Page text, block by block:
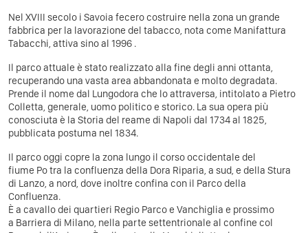
Nel XVIII secolo i Savoia fecero costruire nella zona un grande
fabbrica per la lavorazione del tabacco, nota come Manifattura
Tabacchi, attiva sino al 1996 .
Il parco attuale è stato realizzato alla fine degli anni ottanta,
recuperando una vasta area abbandonata e molto degradata.
Prende il nome dal Lungodora che lo attraversa, intitolato a Pietro
Colletta, generale, uomo politico e storico. La sua opera più
conosciuta è la Storia del reame di Napoli dal 1734 al 1825,
pubblicata postuma nel 1834.
Il parco oggi copre la zona lungo il corso occidentale del
fiume Po tra la confluenza della Dora Riparia, a sud, e della Stura
di Lanzo, a nord, dove inoltre confina con il Parco della
Confluenza.
È a cavallo dei quartieri Regio Parco e Vanchiglia e prossimo
a Barriera di Milano, nella parte settentrionale al confine col